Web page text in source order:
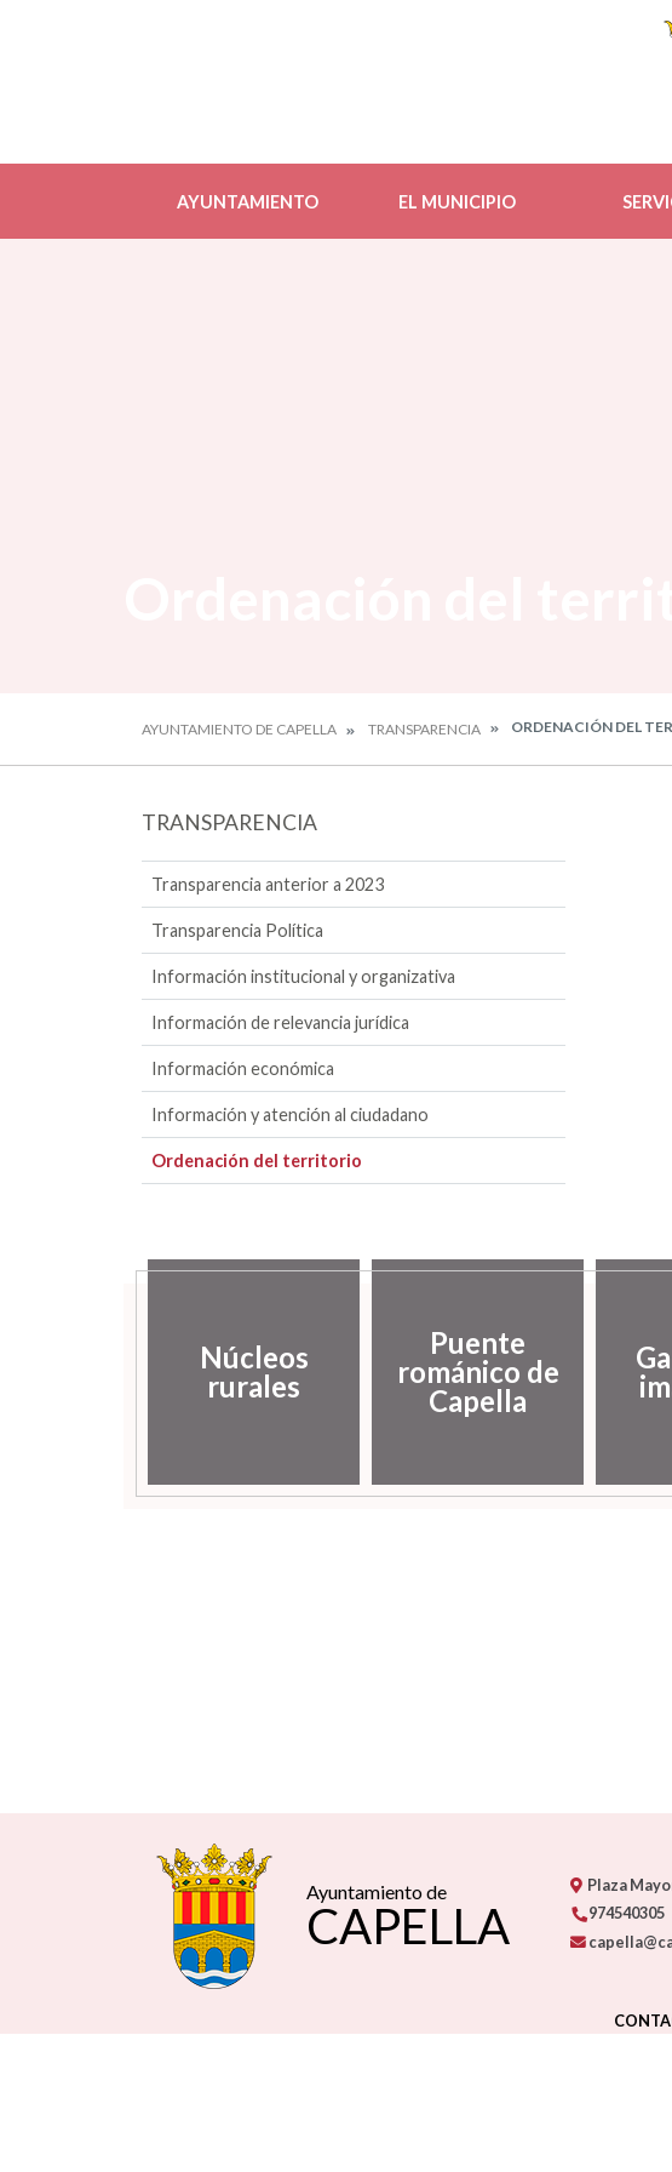
AYUNTAMIENTO EL MUNICIPIO
AYUNTAMIENTO DE CAPELLA TRANSPARENCIA ORDENACIÓN DEL
TRANSPARENCIA
Transparencia anterior a 2023
Transparencia Política
Información institucional y organizativa
Información de relevancia jurídica
Información económica
Información y atención al ciudadano
Ordenación del territorio
Núcleos
rurales
Puente
románico de
Capella
Ayuntamiento de
CAPELLA
Plaza
974540305